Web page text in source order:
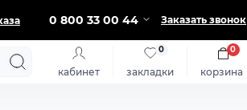
0 800 33 00 44 Заказать звонок
кабинет закладки
0
корзина
0